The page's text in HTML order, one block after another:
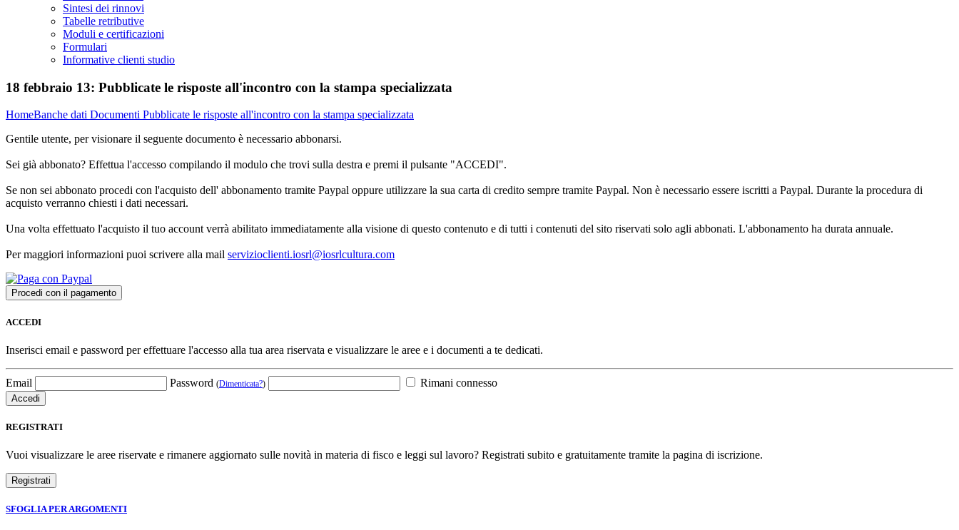
Sintesi dei rinnovi
Tabelle retributive
Moduli e certificazioni
Formulari
Informative clienti studio
18 febbraio 13: Pubblicate le risposte all'incontro con la stampa specializzata
HomeBanche dati Documenti Pubblicate le risposte all'incontro con la stampa specializzata
Gentile utente, per visionare il seguente documento è necessario abbonarsi.
Sei già abbonato? Effettua l'accesso compilando il modulo che trovi sulla destra e premi il pulsante "ACCEDI".
Se non sei abbonato procedi con l'acquisto dell' abbonamento tramite Paypal oppure utilizzare la sua carta di credito sempre tramite Paypal. Non è necessario essere iscritti a Paypal. Durante la procedura di
acquisto verranno chiesti i dati necessari.
Una volta effettuato l'acquisto il tuo account verrà abilitato immediatamente alla visione di questo contenuto e di tutti i contenuti del sito riservati solo agli abbonati. L'abbonamento ha durata annuale.
Per maggiori informazioni puoi scrivere alla mail servizioclienti.iosrl@iosrlcultura.com
ACCEDI
Inserisci email e password per effettuare l'accesso alla tua area riservata e visualizzare le aree e i documenti a te dedicati.
Email Password (Dimenticata?) Rimani connesso
REGISTRATI
Vuoi visualizzare le aree riservate e rimanere aggiornato sulle novità in materia di fisco e leggi sul lavoro? Registrati subito e gratuitamente tramite la pagina di iscrizione.
SFOGLIA PER ARGOMENTI